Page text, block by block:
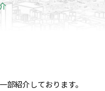
部紹介しております。